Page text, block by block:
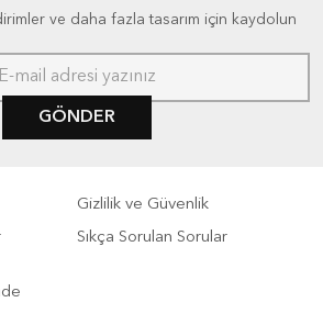
ve daha fazla tasarım için kaydolun
GÖNDER
Gizlilik ve Güvenlik
Sıkça Sorulan Sorular